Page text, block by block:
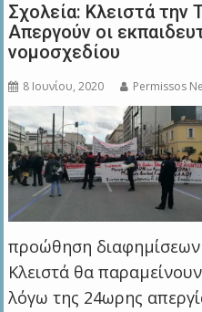
Σχολεία: Κλειστά την
Απεργούν οι
νομοσχεδίου
8 Ιουνίου, 2020 Permissos
προώθηση διαφημίσεων
Κλειστά θα
λόγω της 24ωρης